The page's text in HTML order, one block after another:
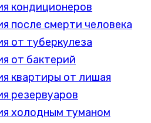
кондиционеров
после смерти человека
от туберкулеза
от бактерий
квартиры от лишая
резервуаров
холодным туманом